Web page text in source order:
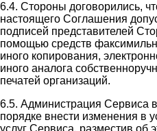
6.4. Стороны договорились,
настоящего Соглашения
подписей представителей
помощью средств
иного копирования,
иного аналога
печатей организаций.
6.5. Администрация Сервиса
порядке внести изменения в